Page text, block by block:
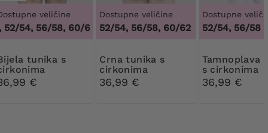
veličine
54, 56/58, 60/62, 48/50, 52/54, 56/58, 60/62
s
€
Dostupne veličine
52/54, 56/58, 60/62
Crna tunika s
cirkonima
36,99 €
Dostupne
52/54, 56/58
Tamnoplava tunika
s cirkonima
36,99 €